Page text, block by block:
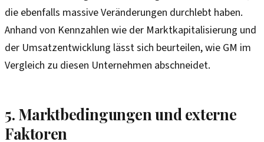
die ebenfalls massive Veränderungen durchlebt haben.
Anhand von Kennzahlen wie der Marktkapitalisierung und
der Umsatzentwicklung lässt sich beurteilen, wie GM im
Vergleich zu diesen Unternehmen abschneidet.
5. Marktbedingungen und externe
Faktoren